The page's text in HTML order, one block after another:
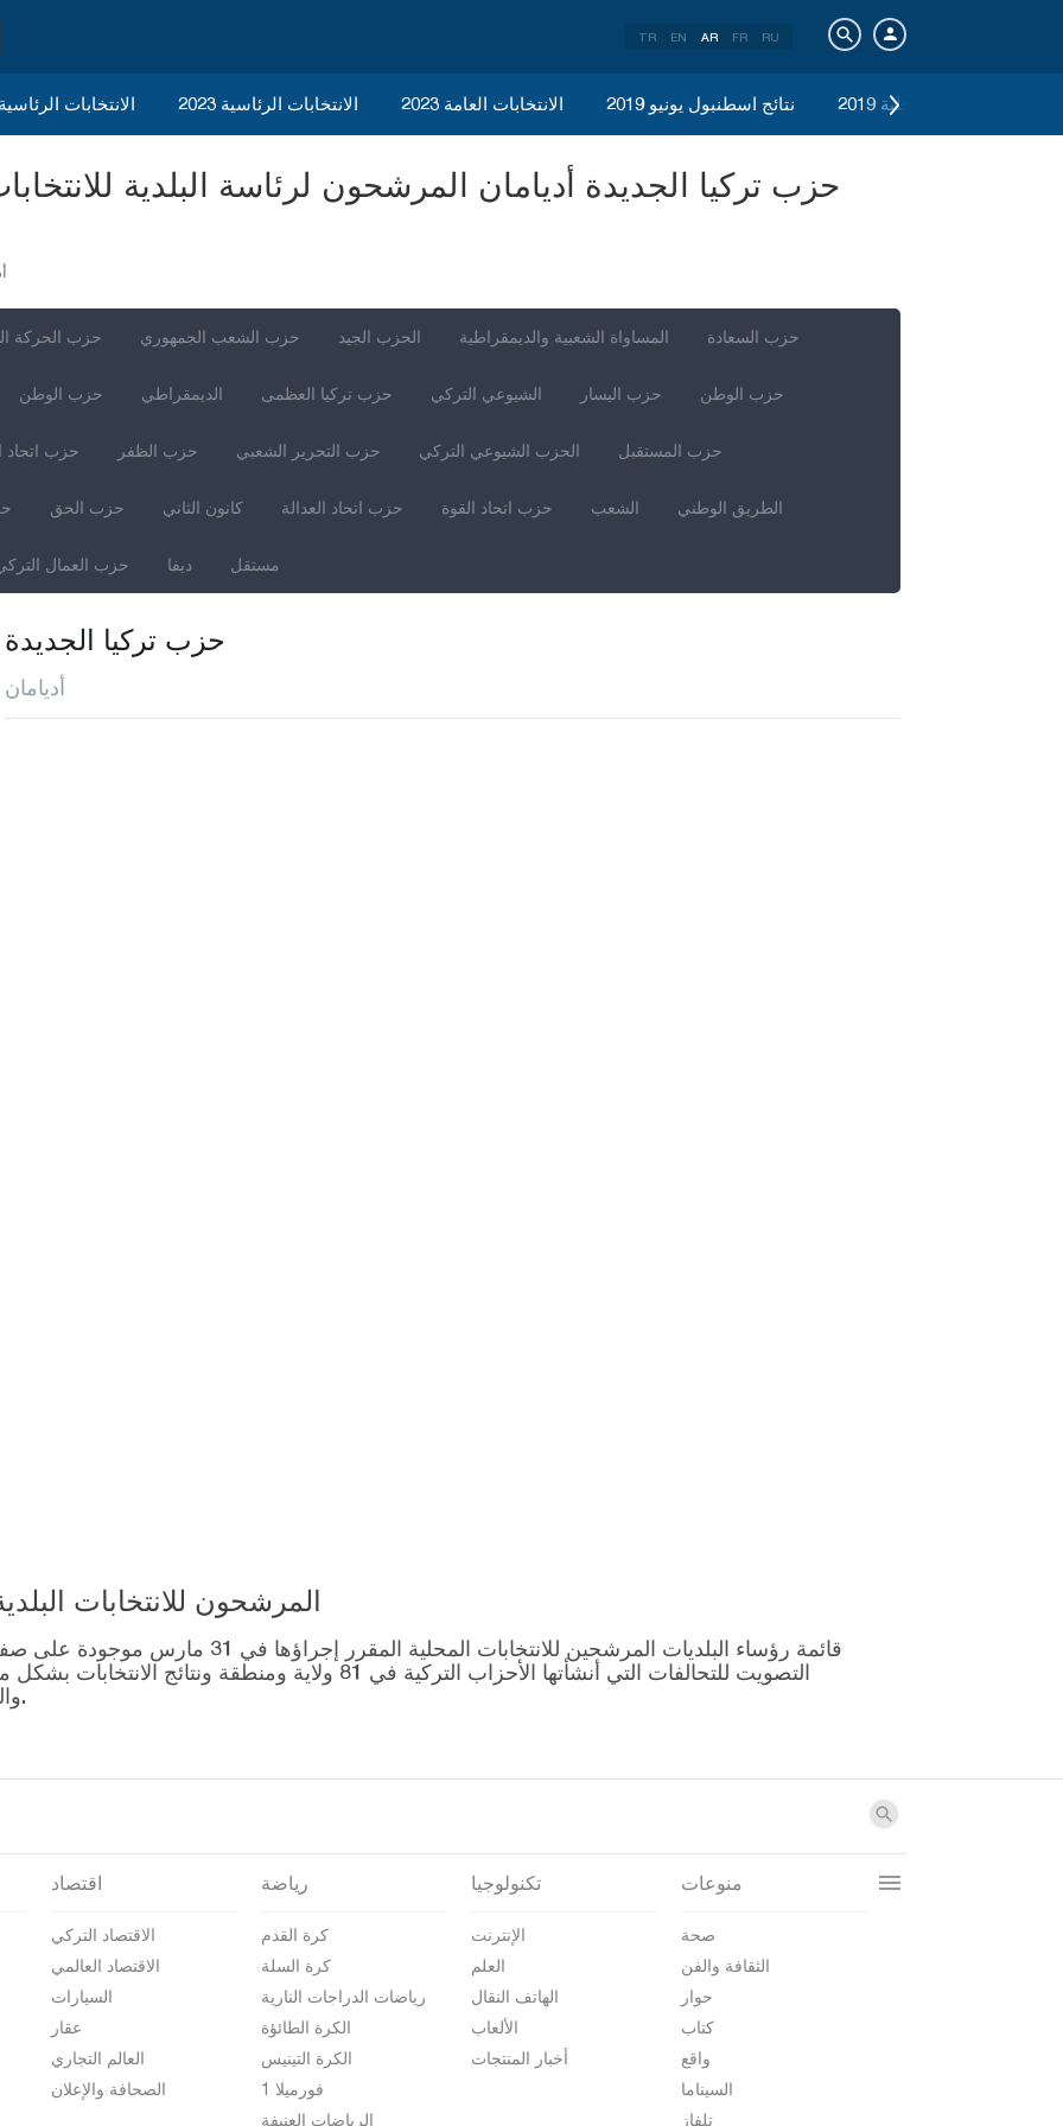
TR EN AR FR RU
2023 الانتخابات الانتخابات الرئاسية 2023 الانتخابات العامة 2023 نتائج اسطنبول يونيو 2019 الانتخابات المحلية 2019
حزب الحركة حزب الشعب الجمهوري الحزب الجيد المساواة الشعبية والديمقراطية حزب السعادة
حزب الوطن الديمقراطي حزب تركيا العظمى الشيوعي التركي حزب اليسار حزب الوطن
حزب اتحاد حزب الظفر حزب التحرير الشعبي الحزب الشيوعي التركي حزب المستقبل
حزب الحق كانون الثاني حزب اتحاد العدالة حزب اتحاد القوة الشعب الطريق الوطني
حزب العمال ديفا مستقل
حزب تركيا الجديدة
أديامان
المرشحون للانتخابات البلدية المحلية –
قائمة رؤساء البلديات المرشحين للانتخابات
التصويت للتحالفات التي أنشأتها الأحزاب التركية في 81
والمرشحين على صفحة نتائج الانتخابات 2024.
اقتصاد
الاقتصاد التركي
الاقتصاد العالمي
السيارات
عقار
العالم التجاري
الصحافة والإعلان
رياضة
كرة القدم
كرة السلة
رياضات الدراجات النارية
الكرة الطائؤة
الكرة التينيس
فورميلا 1
الرياضات العنيفة
تكنولوجيا
الإنترنت
العلم
الهاتف النقال
الألعاب
أخبار المنتجات
منوعات
صحة
الثقافة والفن
حوار
كتاب
واقع
السيناما
تلفاز